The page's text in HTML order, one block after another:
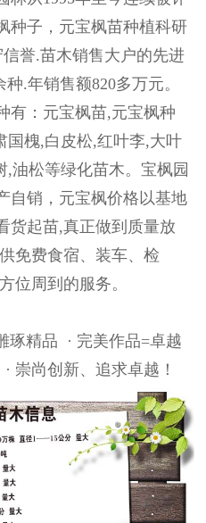
种子 ，元宝枫苗种植科研
誉.苗木销售大户的先进
.年销售额820多万元。
有：元宝枫苗,元宝枫种
国槐,白皮松,红叶李,大叶
,油松等绿化苗木。宝枫园
自销，元宝枫价格以基地
货起苗,真正做到质量放
免费食宿、装车、检
位周到的服务。
精品 · 完美作品=卓越
崇尚创新、追求卓越！